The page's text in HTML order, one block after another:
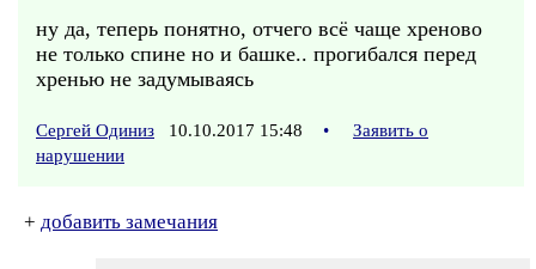
ну да, теперь понятно, отчего всё чаще хреново
не только спине но и башке.. прогибался перед
хренью не задумываясь
Сергей Одиниз 10.10.2017 15:48 •
Заявить о
нарушении
+ добавить замечания